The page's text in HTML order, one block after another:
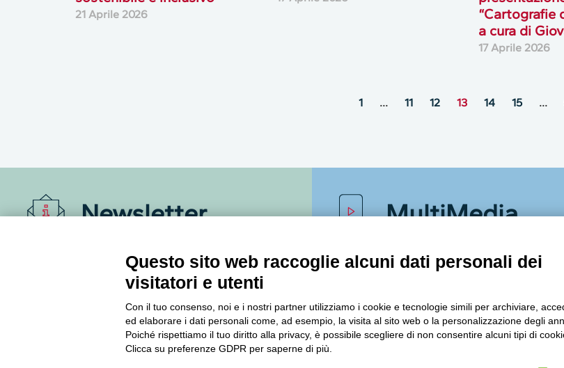
21 Aprile 2026
“Cartografie
a cura di
17 Aprile 2026
1 … 11 12 13 14 15 …
Newsletter
Accedi o iscriviti alla nostra Newsletter Legacoop
Informazioni per restare sempre aggiornati sul
mondo della cooperazione.
MultiMedia
Questo sito web raccoglie alcuni dati personali dei
visitatori e utenti
Con il tuo consenso, noi e i nostri partner utilizziamo i cookie e tecnologie simili per archiviare,
ed elaborare i dati personali come, ad esempio, la visita al sito web o la personalizzazione degli
Poiché rispettiamo il tuo diritto alla privacy, è possibile scegliere di non consentire alcuni tipi di
Clicca su preferenze GDPR per saperne di più.